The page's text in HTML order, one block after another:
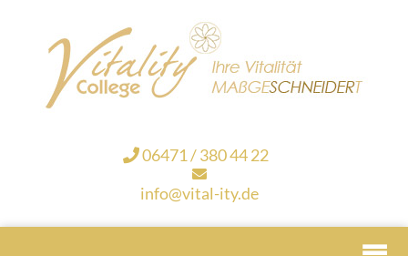
06471 / 380 44 22
info@vital-ity.de